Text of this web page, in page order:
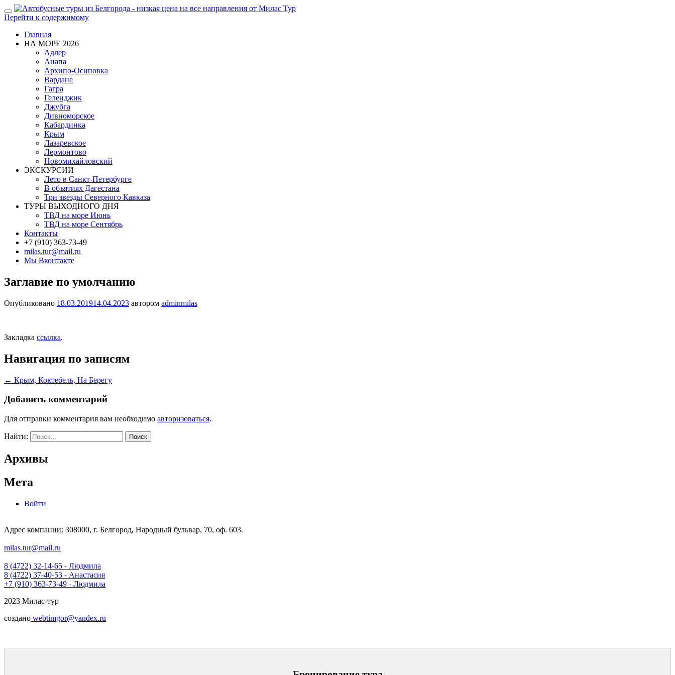
Показать/
Скрыть
Перейти к содержимому
Главная
НА МОРЕ 2026
Адлер
Анапа
Архипо-Осиповка
Вардане
Гагра
Геленджик
Джубга
Дивноморское
Кабардинка
Крым
Лазаревское
Лермонтово
Новомихайловский
ЭКСКУРСИИ
Лето в Санкт-Петербурге
В объятиях Дагестана
Три звезды Северного Кавказа
ТУРЫ ВЫХОДНОГО ДНЯ
ТВД на море Июнь
ТВД на море Сентябрь
Контакты
+7 (910) 363-73-49
milas.tur@mail.ru
Мы Вконтакте
Заглавие по умолчанию
Опубликовано 18.03.201914.04.2023 автором adminmilas
Закладка ссылка.
Навигация по записям
← Крым, Коктебель, На Берегу
Добавить комментарий
Для отправки комментария вам необходимо авторизоваться.
Найти:
Архивы
Мета
Войти
Адрес компании: 308000, г. Белгород, Народный бульвар, 70, оф. 603.
milas.tur@mail.ru
8 (4722) 32-14-65 - Людмила
8 (4722) 37-40-53 - Анастасия
+7 (910) 363-73-49 - Людмила
2023 Милас-тур
создано webtimgor@yandex.ru